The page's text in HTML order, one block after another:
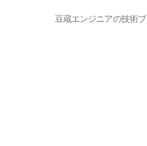
豆蔵エンジニアの技術